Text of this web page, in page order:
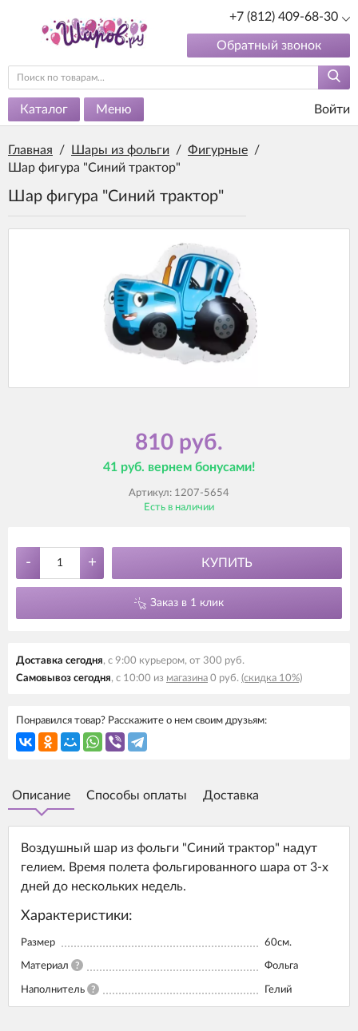
+7 (812) 409-68-30
Обратный звонок
Каталог Меню Войти
Главная / Шары из фольги / Фигурные /
Шар фигура "Синий трактор"
Шар фигура "Синий трактор"
810 руб.
41 руб. вернем бонусами!
Артикул: 1207-5654
Есть в наличии
- + КУПИТЬ
Заказ в 1 клик
Доставка сегодня, с 9:00 курьером, от 300 руб.
Самовывоз сегодня, с 10:00 из магазина 0 руб. (скидка 10%)
Понравился товар? Расскажите о нем своим друзьям:
Описание Способы оплаты Доставка
Воздушный шар из фольги "Синий трактор" надут
гелием. Время полета фольгированного шара от 3-х
дней до нескольких недель.
Характеристики:
Размер 60см.
Материал ? Фольга
Наполнитель ? Гелий